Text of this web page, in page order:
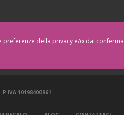
P.IVA 10198400961
della privacy e/o dai conferma